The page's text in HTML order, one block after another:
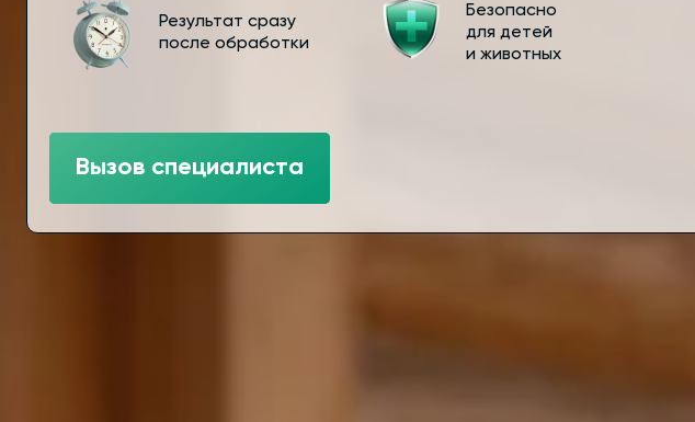
Результат сразу
после обработки
Безопасно
для детей
и животных
Вызов специалиста